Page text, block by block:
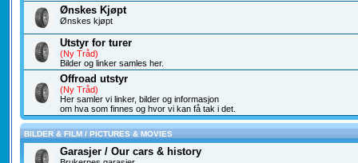
Ønskes Kjøpt
Ønskes kjøpt
Utstyr for turer
(Ny Tråd)
Bilder og linker samles her.
Offroad utstyr
(Ny Tråd)
Her samler vi linker, bilder og informasjon
om hva som finnes og hvor vi kan få tak i det.
BILDER & FILM / PICTURES & MOVIES
Garasjer / Our cars & history